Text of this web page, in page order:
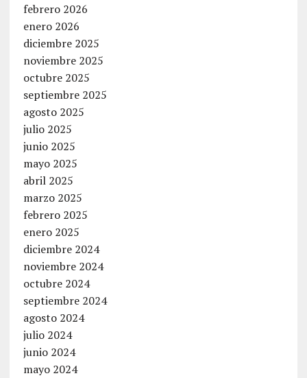
febrero 2026
enero 2026
diciembre 2025
noviembre 2025
octubre 2025
septiembre 2025
agosto 2025
julio 2025
junio 2025
mayo 2025
abril 2025
marzo 2025
febrero 2025
enero 2025
diciembre 2024
noviembre 2024
octubre 2024
septiembre 2024
agosto 2024
julio 2024
junio 2024
mayo 2024